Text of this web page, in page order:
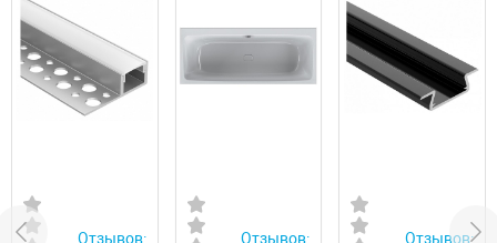
Отзывов: Отзывов: Отзывов: